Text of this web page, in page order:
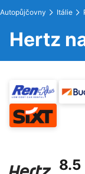
Autopůjčovny Itálie
Hertz
8.5